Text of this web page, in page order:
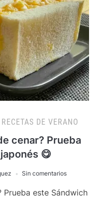
RECETAS DE VERANO
cenar? Prueba
😋
Sin comentarios
Prueba este Sándwich